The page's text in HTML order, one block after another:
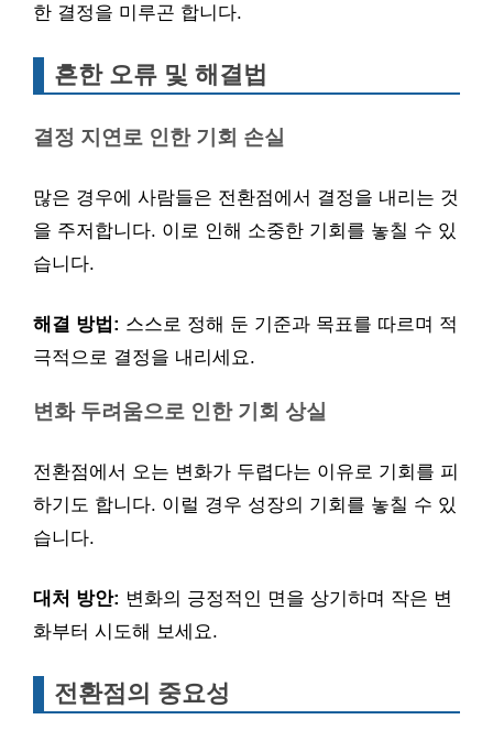
한 결정을 미루곤 합니다.
흔한 오류 및 해결법
결정 지연로 인한 기회 손실
많은 경우에 사람들은 전환점에서 결정을 내리는 것
을 주저합니다. 이로 인해 소중한 기회를 놓칠 수 있
습니다.
해결 방법: 스스로 정해 둔 기준과 목표를 따르며 적
극적으로 결정을 내리세요.
변화 두려움으로 인한 기회 상실
전환점에서 오는 변화가 두렵다는 이유로 기회를 피
하기도 합니다. 이럴 경우 성장의 기회를 놓칠 수 있
습니다.
대처 방안: 변화의 긍정적인 면을 상기하며 작은 변
화부터 시도해 보세요.
전환점의 중요성